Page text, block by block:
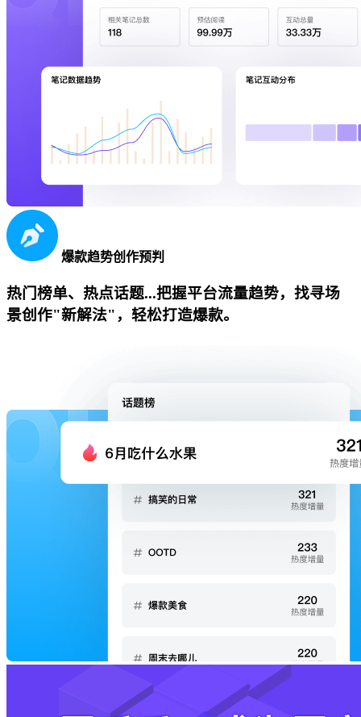
爆款趋势创作预判
热门榜单、热点话题...把握平台流量趋势，找寻场
景创作"新解法"，轻松打造爆款。